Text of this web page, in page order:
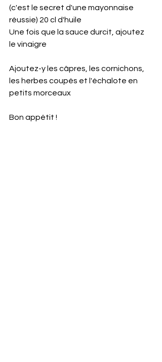
(c'est le secret d'une mayonnaise
réussie) 20 cl d'huile
Une fois que la sauce durcit, ajoutez
le vinaigre
Ajoutez-y les câpres, les cornichons,
les herbes coupés et l'échalote en
petits morceaux
Bon appétit !